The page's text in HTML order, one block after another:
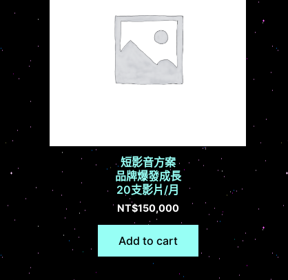
短影音方案
品牌爆發成長
20支影片/月
NT$150,000
Add to cart